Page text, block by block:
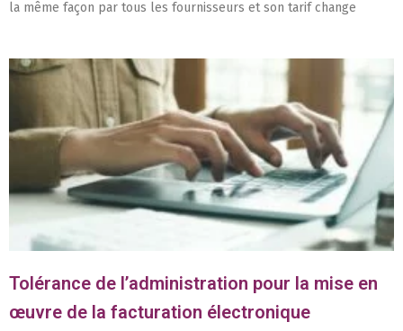
la même façon par tous les fournisseurs et son tarif change
Tolérance de l’administration pour la mise en
œuvre de la facturation électronique